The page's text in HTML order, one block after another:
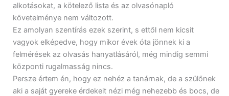
alkotásokat, a kötelező lista és az olvasónapló
követelménye nem változott.
Ez amolyan szentírás ezek szerint, s ettől nem kicsit
vagyok elképedve, hogy mikor évek óta jönnek ki a
felmérések az olvasás hanyatlásáról, még mindig semmi
központi rugalmasság nincs.
Persze értem én, hogy ez nehéz a tanárnak, de a szülőnek
aki a saját gyereke érdekeit nézi még nehezebb és bocs, de